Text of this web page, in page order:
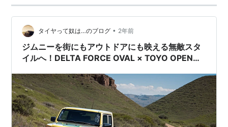
タイヤって奴は…のブログ • 2年前
ジムニーを街にもアウトドアにも映える無敵スタ
イルへ！DELTA FORCE OVAL × TOYO OPEN